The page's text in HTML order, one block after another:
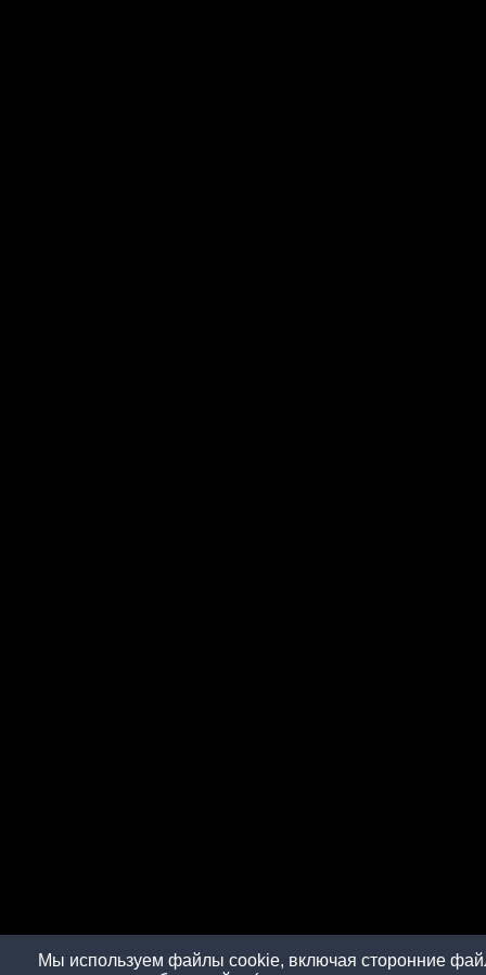
Мы используем файлы cookie, включая сторонние